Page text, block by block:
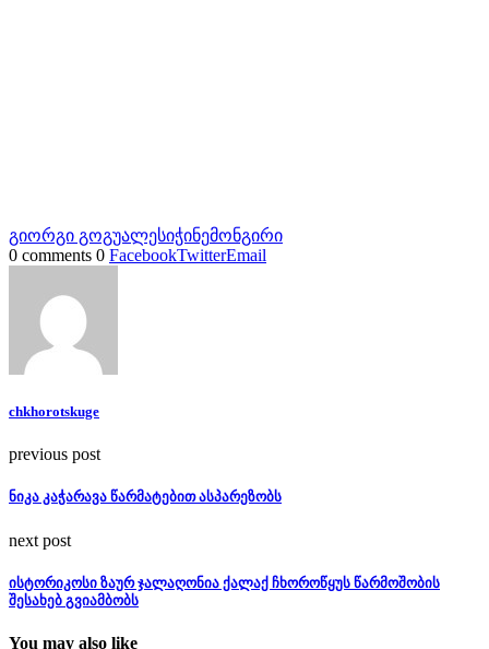
გიორგი გოგუალესიჭინემონგირი
0 comments 0 FacebookTwitterEmail
chkhorotskuge
previous post
ნიკა კაჭარავა წარმატებით ასპარეზობს
next post
ისტორიკოსი ზაურ ჯალაღონია ქალაქ ჩხოროწყუს წარმოშობის
შესახებ გვიამბობს
You may also like